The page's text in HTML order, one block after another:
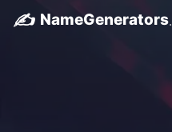
✍️ NameGenerators